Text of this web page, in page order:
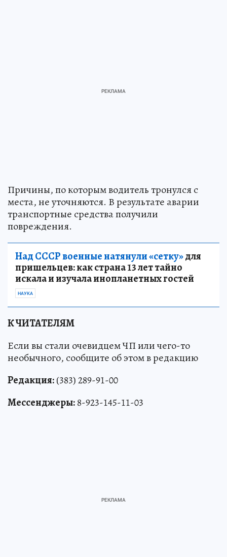
Причины, по которым водитель тронулся с
места, не уточняются. В результате аварии
транспортные средства получили
повреждения.
Над СССР военные натянули «сетку»для
пришельцев: как страна 13 лет тайно
искала и изучала инопланетных гостей
НАУКА
К ЧИТАТЕЛЯМ
Если вы стали очевидцем ЧП или чего-то
необычного, сообщите об этом в редакцию
Редакция:(383) 289-91-00
Мессенджеры:8-923-145-11-03